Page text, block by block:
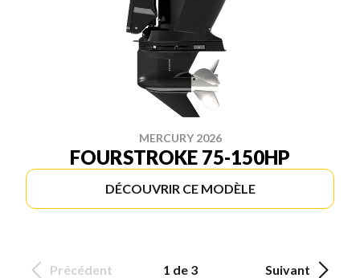
MERCURY 2026
FOURSTROKE 75-150HP
DÉCOUVRIR CE MODÈLE
Précédent 1 de 3 Suivant